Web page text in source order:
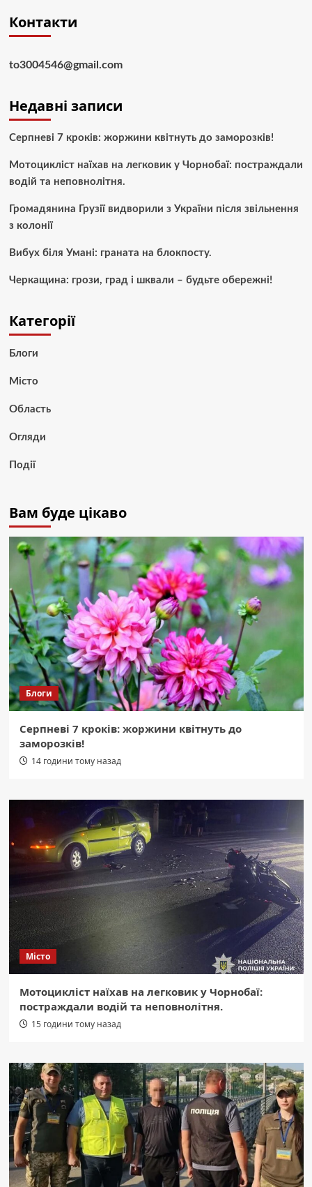
Контакти
to3004546@gmail.com
Недавні записи
Серпневі 7 кроків: жоржини квітнуть до заморозків!
Мотоцикліст наїхав на легковик у Чорнобаї: постраждали
водій та неповнолітня.
Громадянина Грузії видворили з України після звільнення
з колонії
Вибух біля Умані: граната на блокпосту.
Черкащина: грози, град і шквали – будьте обережні!
Категорії
Блоги
Місто
Область
Огляди
Події
Вам буде цікаво
Блоги
Серпневі 7 кроків: жоржини квітнуть до
заморозків!
14 години тому назад
Місто
Мотоцикліст наїхав на легковик у Чорнобаї:
постраждали водій та неповнолітня.
15 години тому назад